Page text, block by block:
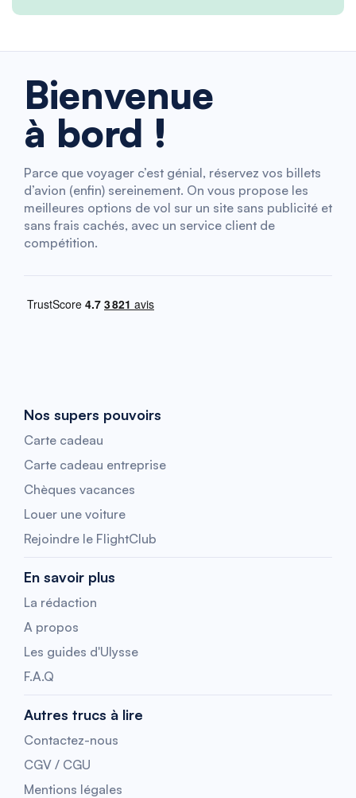
Bienvenue
à bord !
Parce que voyager c’est génial, réservez vos billets
d’avion (enfin) sereinement. On vous propose les
meilleures options de vol sur un site sans publicité et
sans frais cachés, avec un service client de
compétition.
Nos supers pouvoirs
Carte cadeau
Carte cadeau entreprise
Chèques vacances
Louer une voiture
Rejoindre le FlightClub
En savoir plus
La rédaction
A propos
Les guides d'Ulysse
F.A.Q
Autres trucs à lire
Contactez-nous
CGV / CGU
Mentions légales